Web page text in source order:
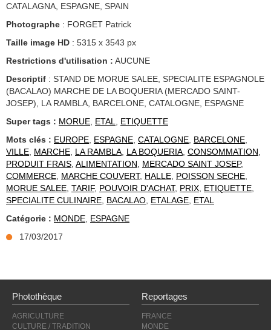
CATALAGNA, ESPAGNE, SPAIN
Photographe : FORGET Patrick
Taille image HD : 5315 x 3543 px
Restrictions d'utilisation : AUCUNE
Descriptif : STAND DE MORUE SALEE, SPECIALITE ESPAGNOLE
(BACALAO) MARCHE DE LA BOQUERIA (MERCADO SAINT-
JOSEP), LA RAMBLA, BARCELONE, CATALOGNE, ESPAGNE
Super tags : MORUE, ETAL, ETIQUETTE
Mots clés : EUROPE, ESPAGNE, CATALOGNE, BARCELONE,
VILLE, MARCHE, LA RAMBLA, LA BOQUERIA, CONSOMMATION,
PRODUIT FRAIS, ALIMENTATION, MERCADO SAINT JOSEP,
COMMERCE, MARCHE COUVERT, HALLE, POISSON SECHE,
MORUE SALEE, TARIF, POUVOIR D'ACHAT, PRIX, ETIQUETTE,
SPECIALITE CULINAIRE, BACALAO, ETALAGE, ETAL
Catégorie : MONDE, ESPAGNE
17/03/2017
Photothèque
AGRICULTURE
CULTURE / TRADITION
Reportages
FRANCE
MONDE